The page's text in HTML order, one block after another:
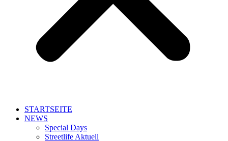
STARTSEITE
NEWS
Special Days
Streetlife Aktuell